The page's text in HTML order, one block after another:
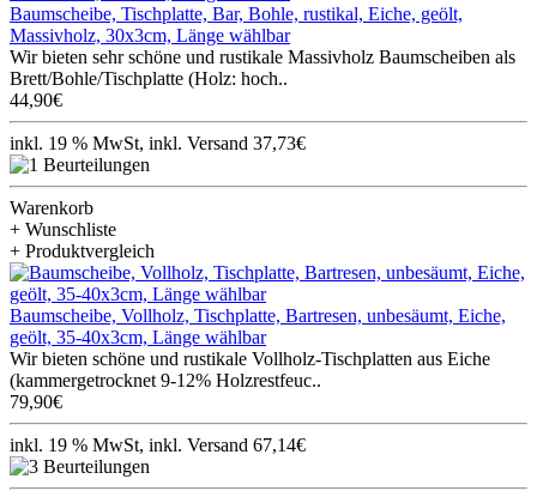
Baumscheibe, Tischplatte, Bar, Bohle, rustikal, Eiche, geölt,
Massivholz, 30x3cm, Länge wählbar
Wir bieten sehr schöne und rustikale Massivholz Baumscheiben als
Brett/Bohle/Tischplatte (Holz: hoch..
44,90€
inkl. 19 % MwSt, inkl. Versand 37,73€
Warenkorb
+ Wunschliste
+ Produktvergleich
Baumscheibe, Vollholz, Tischplatte, Bartresen, unbesäumt, Eiche,
geölt, 35-40x3cm, Länge wählbar
Wir bieten schöne und rustikale Vollholz-Tischplatten aus Eiche
(kammergetrocknet 9-12% Holzrestfeuc..
79,90€
inkl. 19 % MwSt, inkl. Versand 67,14€